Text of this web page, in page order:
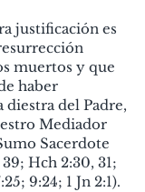
justificación es
muertos y que
haber
diestra del Padre,
Mediador
Sacerdote
Hch 2:30, 31;
9:24; 1 Jn 2:1).